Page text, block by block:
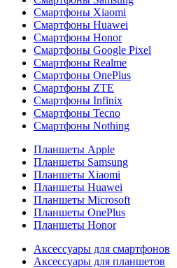
Смартфоны Xiaomi
Смартфоны Huawei
Смартфоны Honor
Смартфоны Google Pixel
Смартфоны Realme
Смартфоны OnePlus
Смартфоны ZTE
Смартфоны Infinix
Смартфоны Tecno
Смартфоны Nothing
Планшеты Apple
Планшеты Samsung
Планшеты Xiaomi
Планшеты Huawei
Планшеты Microsoft
Планшеты OnePlus
Планшеты Honor
Аксессуары для смартфонов
Аксессуары для планшетов